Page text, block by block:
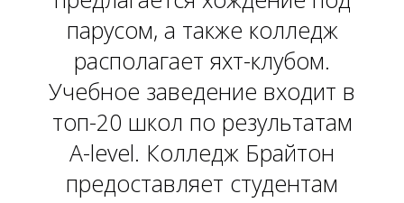
парусом, а также колледж
располагает яхт-клубом.
Учебное заведение входит в
топ-20 школ по результатам
A-level. Колледж Брайтон
предоставляет студентам